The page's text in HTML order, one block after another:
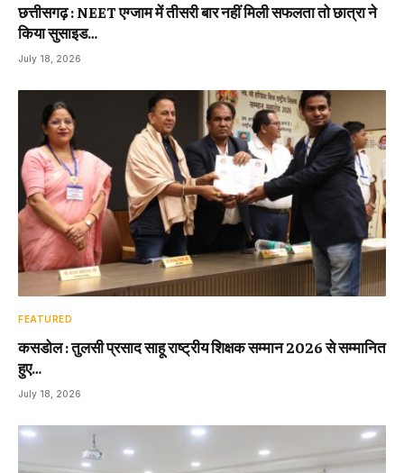
छत्तीसगढ़ : NEET एग्जाम में तीसरी बार नहीं मिली सफलता तो छात्रा ने
किया सुसाइड…
July 18, 2026
FEATURED
कसडोल : तुलसी प्रसाद साहू राष्ट्रीय शिक्षक सम्मान 2026 से सम्मानित
हुए…
July 18, 2026